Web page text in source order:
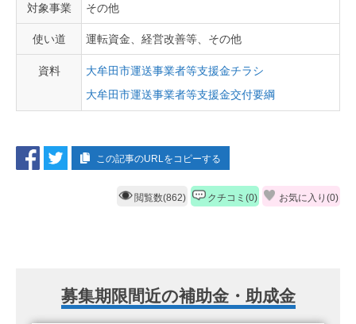
対象事業 その他
使い道 運転資金、経営改善等、その他
資料
大牟田市運送事業者等支援金チラシ
大牟田市運送事業者等支援金交付要綱
この記事のURLをコピーする
閲覧数(862) クチコミ(0) お気に入り(0)
募集期限間近の補助金・助成金